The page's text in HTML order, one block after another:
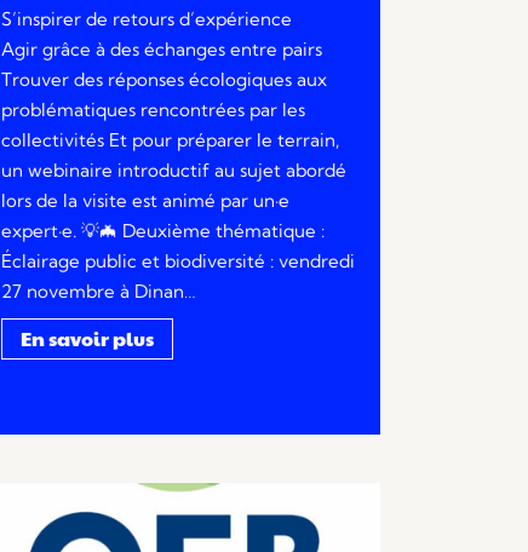
S’inspirer de retours d’expérience
Agir grâce à des échanges entre pairs
Trouver des réponses écologiques aux
problématiques rencontrées par les
collectivités Et pour préparer le terrain,
un webinaire introductif au sujet abordé
lors de la visite est animé par un·e
expert·e. 💡🦇 Deuxième thématique :
Éclairage public et biodiversité : vendredi
27 novembre à Dinan…
En savoir plus